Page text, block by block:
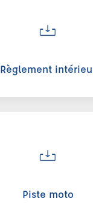
Règlement
Piste moto